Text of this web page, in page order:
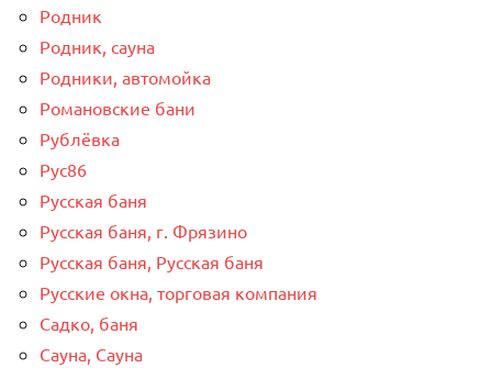
Родник
Родник, сауна
Родники, автомойка
Романовские бани
Рублёвка
Рус86
Русская баня
Русская баня, г. Фрязино
Русская баня, Русская баня
Русские окна, торговая компания
Садко, баня
Сауна, Сауна